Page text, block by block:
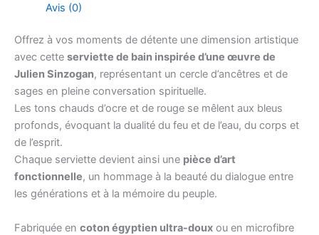
Avis (0)
Offrez à vos moments de détente une dimension artistique
avec cette serviette de bain inspirée d’une œuvre de
Julien Sinzogan, représentant un cercle d’ancêtres et de
sages en pleine conversation spirituelle.
Les tons chauds d’ocre et de rouge se mêlent aux bleus
profonds, évoquant la dualité du feu et de l’eau, du corps et
de l’esprit.
Chaque serviette devient ainsi une pièce d’art
fonctionnelle, un hommage à la beauté du dialogue entre
les générations et à la mémoire du peuple.
Fabriquée en coton égyptien ultra-doux ou en microfibre